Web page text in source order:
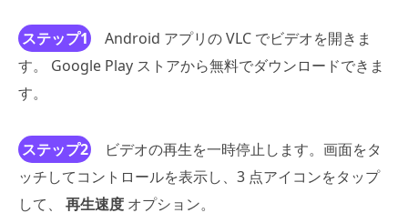
ステップ1
Android アプリの VLC でビデオを開きま
す。 Google Play ストアから無料でダウンロードできま
す。
ステップ2
ビデオの再生を一時停止します。画面をタ
ッチしてコントロールを表示し、3 点アイコンをタップ
して、 再生速度 オプション。